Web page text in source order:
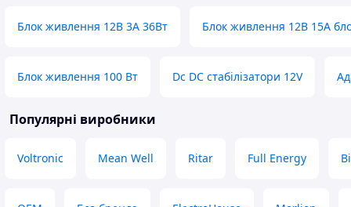
Блок живлення 12В 3А 36Вт Блок живлення 12В 15А
Блок живлення 100 Вт Dc DC стабілізатори 12V
Популярні виробники
Voltronic Mean Well Ritar Full Energy